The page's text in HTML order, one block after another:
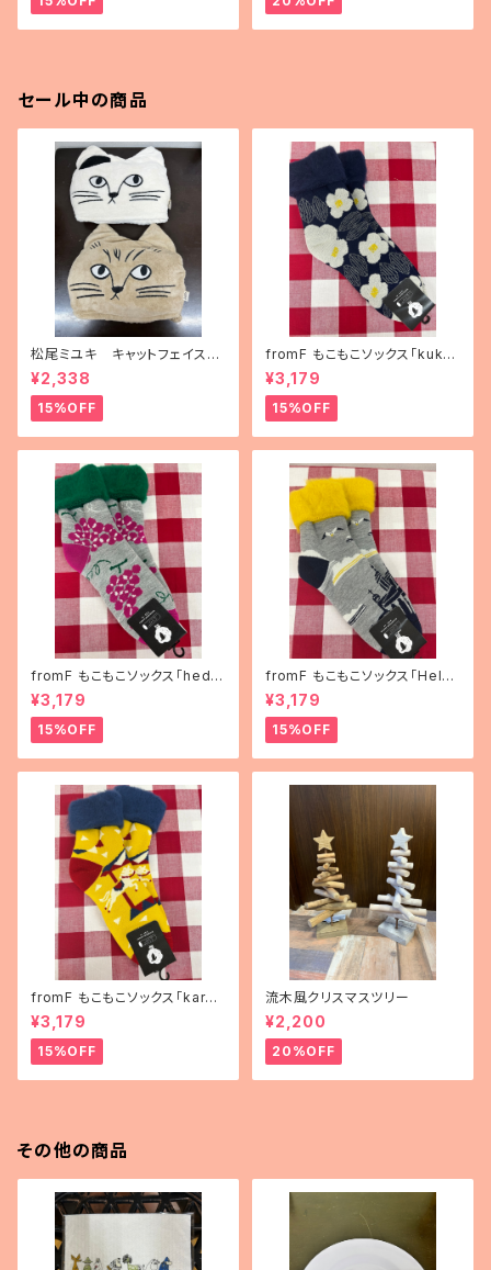
セール中の商品
松尾ミユキ キャットフェイスブ
ランケット
¥2,338
15%OFF
fromF もこもこソックス「kukka
puutarha（花畑）」
¥3,179
15%OFF
fromF もこもこソックス「hedel
mä（果物）」
¥3,179
15%OFF
fromF もこもこソックス「Helsi
nki（ヘルシンキ）」
¥3,179
15%OFF
fromF もこもこソックス「karus
elli（メリーゴーランド）」
¥3,179
15%OFF
流木風クリスマスツリー
¥2,200
20%OFF
その他の商品